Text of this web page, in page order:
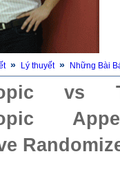
» Lý thuyết » Những Bài
vs